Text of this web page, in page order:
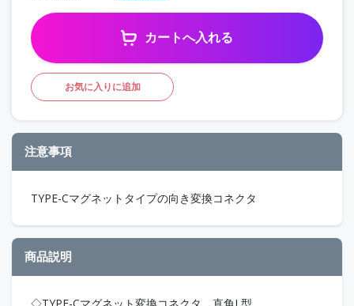
カートへ入れる
お気に入りに追加
注意事項
TYPE-Cマグネットタイプの向き変換コネクタ
商品説明
◇TYPE-Cマグネット変換コネクタ 直角L型